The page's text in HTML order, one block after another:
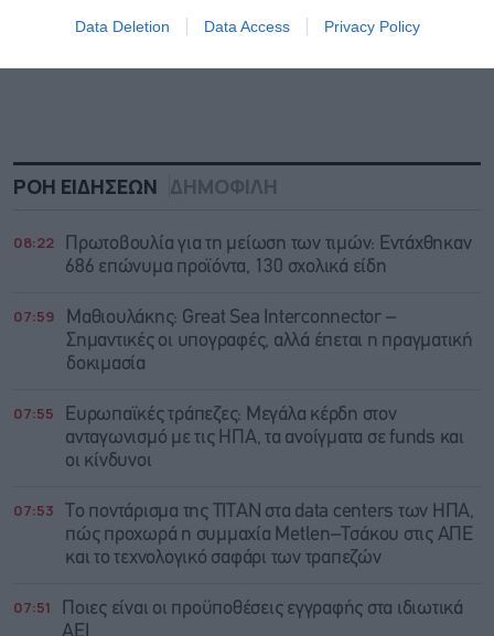
Data Deletion Data Access Privacy Policy
ΡΟΗ ΕΙΔΗΣΕΩΝ ΔΗΜΟΦΙΛΗ
08:22
Πρωτοβουλία για τη μείωση των τιμών: Εντάχθηκαν
686 επώνυμα προϊόντα, 130 σχολικά είδη
07:59
Μαθιουλάκης: Great Sea Interconnector –
Σημαντικές οι υπογραφές, αλλά έπεται η πραγματική
δοκιμασία
07:55
Ευρωπαϊκές τράπεζες: Μεγάλα κέρδη στον
ανταγωνισμό με τις ΗΠΑ, τα ανοίγματα σε funds και
οι κίνδυνοι
07:53
Το ποντάρισμα της ΤΙΤΑΝ στα data centers των ΗΠΑ,
πώς προχωρά η συμμαχία Metlen–Τσάκου στις ΑΠΕ
και το τεχνολογικό σαφάρι των τραπεζών
07:51
Ποιες είναι οι προϋποθέσεις εγγραφής στα ιδιωτικά
ΑΕΙ